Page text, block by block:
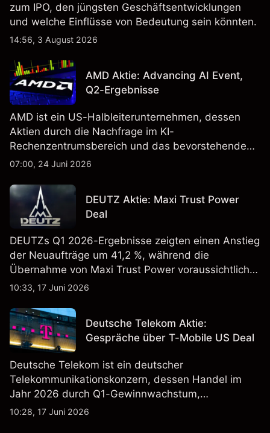
zum IPO, den jüngsten Geschäftsentwicklungen
und welche Einflüsse von Bedeutung sein könnten.
14:56, 3 August 2026
AMD Aktie: Advancing AI Event,
Q2-Ergebnisse
AMD ist ein US-Halbleiterunternehmen, dessen
Aktien durch die Nachfrage im KI-
Rechenzentrumsbereich und das bevorstehende
„Advancing AI 2026"-Event im Juli Aufmerksamkeit
Vergangenheit ist kein verlässlicher Indikator für
zukünftige Ergebnisse.
07:00, 24 Juni 2026
DEUTZ Aktie: Maxi Trust Power
Deal
DEUTZs Q1 2026-Ergebnisse zeigten einen Anstieg
der Neuaufträge um 41,2 %, während die
Übernahme von Maxi Trust Power voraussichtlich
40 Mio. € zum Umsatz von DEUTZ Energy
Vergangenheit ist kein verlässlicher Indikator für
zukünftige Ergebnisse.
10:33, 17 Juni 2026
Deutsche Telekom Aktie:
Gespräche über T-Mobile US Deal
Deutsche Telekom ist ein deutscher
Telekommunikationskonzern, dessen Handel im
Jahr 2026 durch Q1-Gewinnwachstum,
Aktienrückkäufe und Berichte über einen möglichen
10:28, 17 Juni 2026